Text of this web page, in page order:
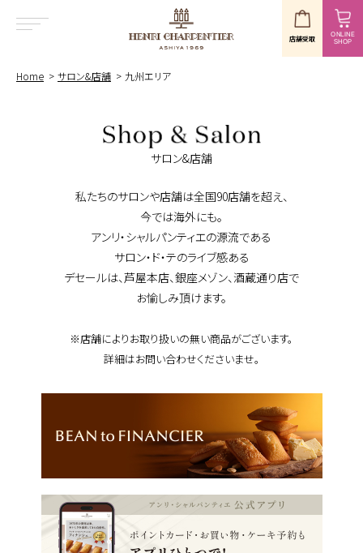
店舗受取 ONLINE
SHOP
Home サロン&店舗 九州エリア
サロン&店舗
私たちのサロンや店舗は全国90店舗を超え、
今では海外にも。
アンリ・シャルパンティエの源流である
サロン・ド・テのライブ感ある
デセールは、芦屋本店、銀座メゾン、酒蔵通り店で
お愉しみ頂けます。
※店舗によりお取り扱いの無い商品がございます。
詳細はお問い合わせくださいませ。